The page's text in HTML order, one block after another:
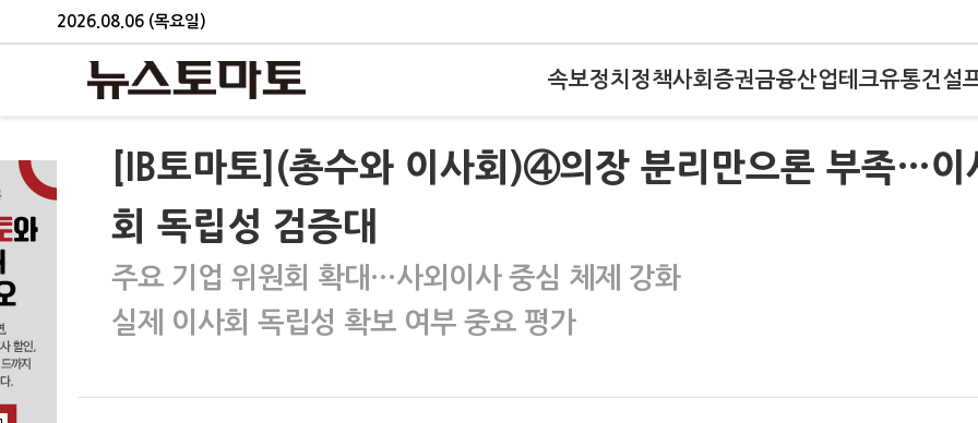
2026.08.06 (목요일)
속보정치 정책사회 증권금융산업테크유통건설
[IB토마토](총수와 이사회)④의장 분리만으론 부족…이
회 독립성 검증대
주요 기업 위원회 확대…사외이사 중심 체제 강화
실제 이사회 독립성 확보 여부 중요 평가